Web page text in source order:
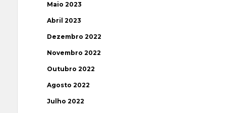
Maio 2023
Abril 2023
Dezembro 2022
Novembro 2022
Outubro 2022
Agosto 2022
Julho 2022